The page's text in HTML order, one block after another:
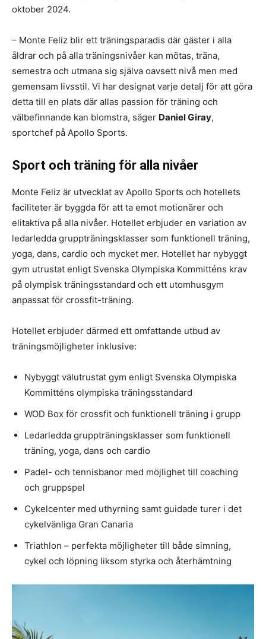
oktober 2024.
– Monte Feliz blir ett träningsparadis där gäster i alla
åldrar och på alla träningsnivåer kan mötas, träna,
semestra och utmana sig själva oavsett nivå men med
gemensam livsstil. Vi har designat varje detalj för att göra
detta till en plats där allas passion för träning och
välbefinnande kan blomstra, säger Daniel Giray,
sportchef på Apollo Sports.
Sport och träning för alla nivåer
Monte Feliz är utvecklat av Apollo Sports och hotellets
faciliteter är byggda för att ta emot motionärer och
elitaktiva på alla nivåer. Hotellet erbjuder en variation av
ledarledda gruppträningsklasser som funktionell träning,
yoga, dans, cardio och mycket mer. Hotellet har nybyggt
gym utrustat enligt Svenska Olympiska Kommitténs krav
på olympisk träningsstandard och ett utomhusgym
anpassat för crossfit-träning.
Hotellet erbjuder därmed ett omfattande utbud av
träningsmöjligheter inklusive:
Nybyggt välutrustat gym enligt Svenska Olympiska
Kommitténs olympiska träningsstandard
WOD Box för crossfit och funktionell träning i grupp
Ledarledda gruppträningsklasser som funktionell
träning, yoga, dans och cardio
Padel- och tennisbanor med möjlighet till coaching
och gruppspel
Cykelcenter med uthyrning samt guidade turer i det
cykelvänliga Gran Canaria
Triathlon – perfekta möjligheter till både simning,
cykel och löpning liksom styrka och återhämtning